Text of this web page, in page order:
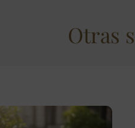
Otras